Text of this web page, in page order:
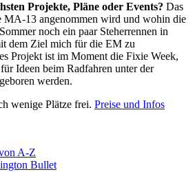
Projekte, Pläne oder Events? Das
MA-13 angenommen wird und wohin die
noch ein paar Steherrennen in
dem Ziel mich für die EM zu
Projekt ist im Moment die Fixie Week,
Ideen beim Radfahren unter der
werden.
wenige Plätze frei. Preise und Infos
A-Z
Bullet